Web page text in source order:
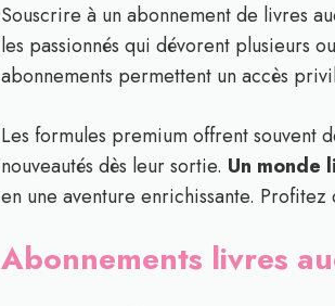
Souscrire à un abonnement de livres
les passionnés qui dévorent plusieurs
abonnements permettent un accès
Les formules premium offrent souvent
nouveautés dès leur sortie. Un monde
en une aventure enrichissante.
Abonnements livres